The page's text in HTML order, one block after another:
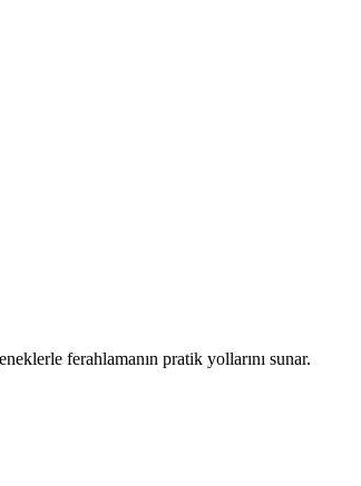
ferahlamanın pratik yollarını sunar.